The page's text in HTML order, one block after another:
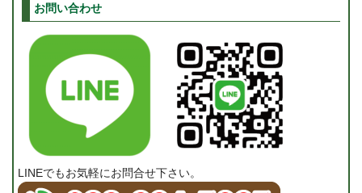
お問い合わせ
LINEでもお気軽にお問合せ下さい。